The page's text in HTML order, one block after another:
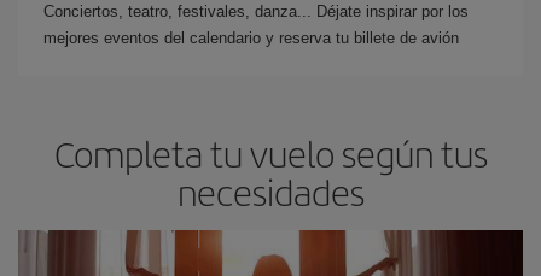
Conciertos, teatro, festivales, danza... Déjate inspirar por los
mejores eventos del calendario y reserva tu billete de avión
Completa tu vuelo según tus
necesidades